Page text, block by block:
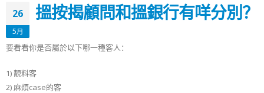
26
5月
搵按揭顧問和搵銀行有咩分別？
要看看你是否屬於以下哪一種客人：
1) 靚料客
2) 麻煩case的客